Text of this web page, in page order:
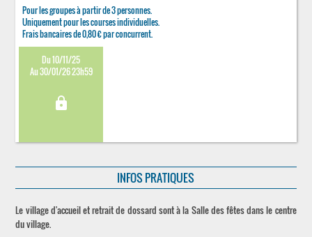
Pour les groupes à partir de 3 personnes.
Uniquement pour les courses individuelles.
Frais bancaires de 0,80 € par concurrent.
Du 10/11/25
Au 30/01/26 23h59
lock
INFOS PRATIQUES
Le village d'accueil et retrait de dossard sont à la Salle des fêtes dans le centre
du village.